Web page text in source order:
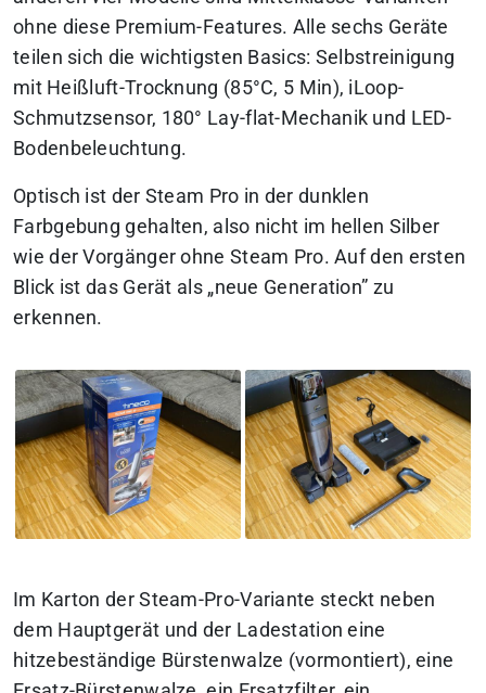
ohne diese Premium-Features. Alle sechs Geräte
teilen sich die wichtigsten Basics: Selbstreinigung
mit Heißluft-Trocknung (85°C, 5 Min), iLoop-
Schmutzsensor, 180° Lay-flat-Mechanik und LED-
Bodenbeleuchtung.
Optisch ist der Steam Pro in der dunklen
Farbgebung gehalten, also nicht im hellen Silber
wie der Vorgänger ohne Steam Pro. Auf den ersten
Blick ist das Gerät als „neue Generation” zu
erkennen.
Im Karton der Steam-Pro-Variante steckt neben
dem Hauptgerät und der Ladestation eine
hitzebeständige Bürstenwalze (vormontiert), eine